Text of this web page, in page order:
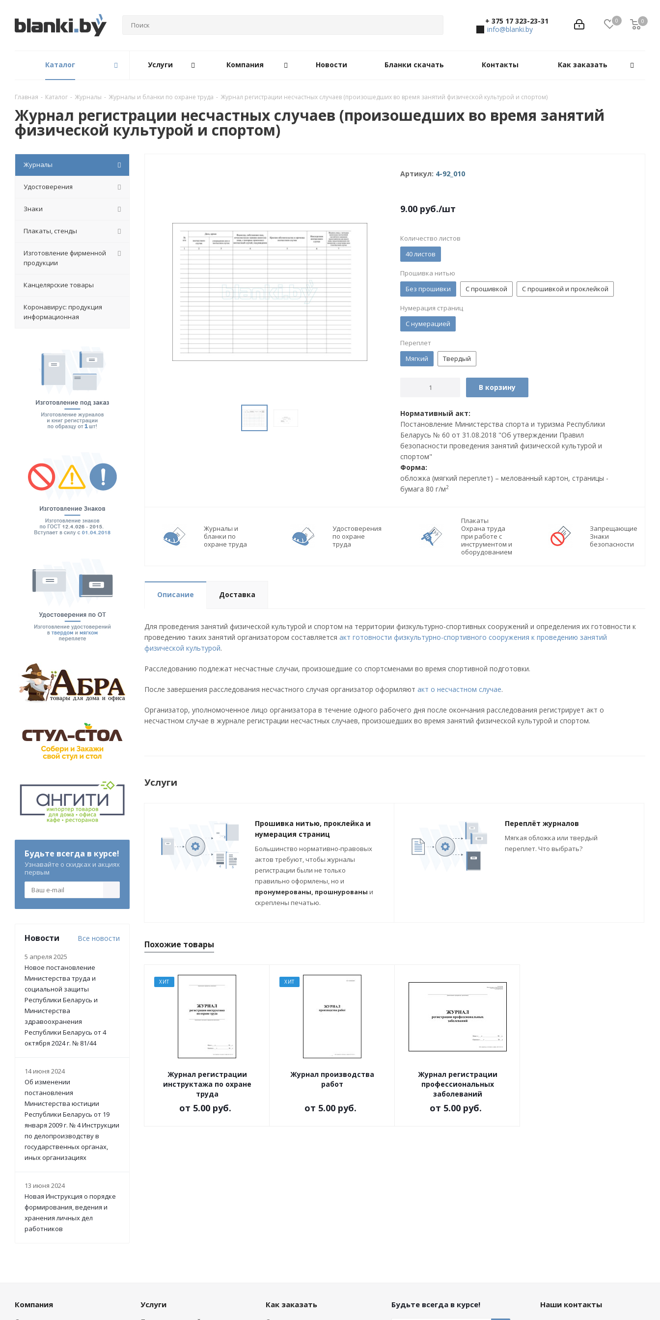
0 0
0
+ 375 17 323-23-31
info@blanki.by
Каталог Услуги Компания Новости Бланки скачать Контакты Как заказать
Главная - Каталог - Журналы - Журналы и бланки по охране труда - Журнал регистрации несчастных случаев (произошедших во время занятий физической культурой и спортом)
Журнал регистрации несчастных случаев (произошедших во время занятий
физической культурой и спортом)
Артикул: 4-92_010
9.00 руб./шт
Количество листов
40 листов
Прошивка нитью
Без прошивки
С прошивкой С прошивкой и проклейкой
Нумерация страниц
С нумерацией
Переплет
Мягкий
Твердый
В корзину
Нормативный акт:
Постановление Министерства спорта и туризма Республики
Беларусь № 60 от 31.08.2018 "Об утверждении Правил
безопасности проведения занятий физической культурой и
спортом"
Форма:
обложка (мягкий переплет) – мелованный картон, страницы -
бумага 80 г/м2
Журналы и
бланки по
охране труда
Удостоверения
по охране
труда
Плакаты
Охрана труда
при работе с
инструментом и
оборудованием
Запрещающие
Знаки
безопасности
Описание Доставка
Для проведения занятий физической культурой и спортом на территории физкультурно-спортивных сооружений и определения их готовности к
проведению таких занятий организатором составляется акт готовности физкультурно-спортивного сооружения к проведению занятий
физической культурой.
Расследованию подлежат несчастные случаи, произошедшие со спортсменами во время спортивной подготовки.
После завершения расследования несчастного случая организатор оформляют акт о несчастном случае.
Организатор, уполномоченное лицо организатора в течение одного рабочего дня после окончания расследования регистрирует акт о
несчастном случае в журнале регистрации несчастных случаев, произошедших во время занятий физической культурой и спортом.
Услуги
Прошивка нитью, проклейка и
нумерация страниц
Большинство нормативно-правовых
актов требуют, чтобы журналы
регистрации были не только
правильно оформлены, но и
пронумерованы, прошнурованы и
скреплены печатью.
Переплёт журналов
Мягкая обложка или твердый
переплет. Что выбрать?
Похожие товары
ХИТ
Журнал регистрации
инструктажа по охране
труда
от 5.00 руб.
ХИТ
Журнал производства
работ
от 5.00 руб.
Журнал регистрации
профессиональных
заболеваний
от 5.00 руб.
Журналы
Удостоверения
Знаки
Плакаты, стенды
Изготовление фирменной
продукции
Канцелярские товары
Коронавирус: продукция
информационная
Будьте всегда в курсе!
Узнавайте о скидках и акциях
первым
Новости Все новости
5 апреля 2025
Новое постановление
Министерства труда и
социальной защиты
Республики Беларусь и
Министерства
здравоохранения
Республики Беларусь от 4
октября 2024 г. № 81/44
14 июня 2024
Об изменении
постановления
Министерства юстиции
Республики Беларусь от 19
января 2009 г. № 4 Инструкции
по делопроизводству в
государственных органах,
иных организациях
13 июня 2024
Новая Инструкция о порядке
формирования, ведения и
хранения личных дел
работников
Компания Услуги Как заказать Будьте всегда в курсе! Наши контакты